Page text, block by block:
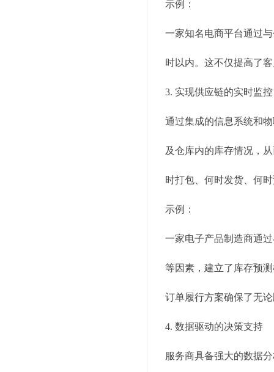
示例：
一家知名电商平台通过
时以内。这不仅提高了
3. 实现供应链的实时监控
通过集成的信息系统和
及仓库内的库存情况，
时打包、何时发货、何
示例：
一家电子产品制造商通
等因素，建立了库存预
订单履行方案确保了无
4. 数据驱动的决策支持
服务商具备强大的数据